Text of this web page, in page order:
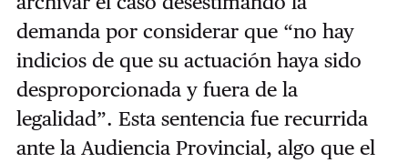
demanda por considerar que “no hay
indicios de que su actuación haya sido
desproporcionada y fuera de la
legalidad”. Esta sentencia fue recurrida
ante la Audiencia Provincial, algo que el